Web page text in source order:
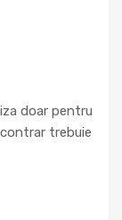
doar pentru
trebuie